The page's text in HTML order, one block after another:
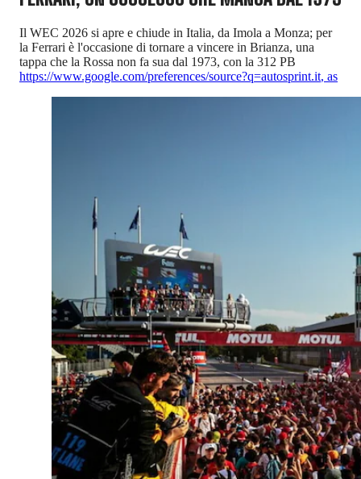
Il WEC 2026 si apre e chiude in Italia, da Imola a Monza; per
la Ferrari è l'occasione di tornare a vincere in Brianza, una
tappa che la Rossa non fa sua dal 1973, con la 312 PB
https://www.google.com/preferences/source?q=autosprint.it, as